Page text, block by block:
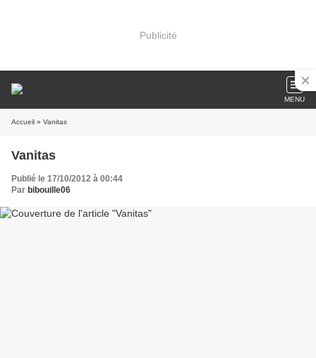
Publicité
MENU
Accueil » Vanitas
Vanitas
Publié le 17/10/2012 à 00:44
Par bibouille06